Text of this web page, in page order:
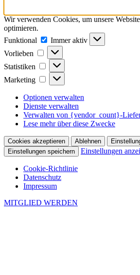
Wir verwenden Cookies, um unsere
optimieren.
Funktional
Funktional
Immer aktiv
Vorlieben
Vorlieben
Statistiken Statistiken
Marketing Marketing
Optionen verwalten
Dienste verwalten
Verwalten von {vendor_count}-
Lese mehr über diese Zwecke
Cookies akzeptieren Ablehnen
Einstellungen speichern
Einstellungen
Cookie-Richtlinie
Datenschutz
Impressum
MITGLIED WERDEN